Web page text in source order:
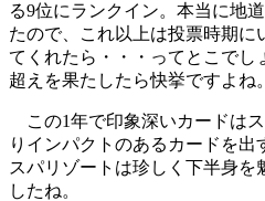
る9位にランクイン。本当に地
たので、これ以上は投票時期に
てくれたら・・・ってとこでし
超えを果たしたら快挙ですよね。
この1年で印象深いカードは
りインパクトのあるカードを出
スパリゾートは珍しく下半身
したね。